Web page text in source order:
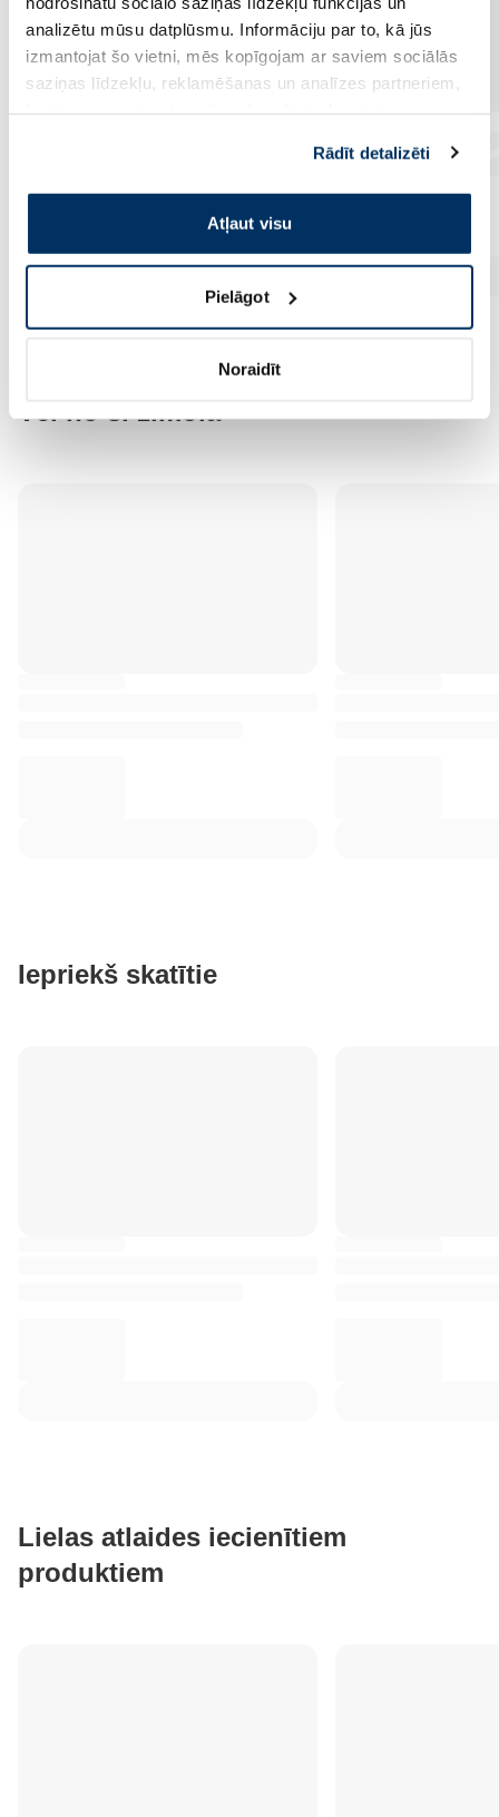
analizētu mūsu datplūsmu. Informāciju par to, kā jūs
izmantojat šo vietni, mēs kopīgojam ar saviem sociālās
saziņas līdzekļu, reklamēšanas un analīzes partneriem,
pakalpojumus. Ja piekrītat šo papildu sīkdatņu
izmantošanai, lūdzu, atzīmējiet savu izvēli:
Rādīt detalizēti
Atļaut visu
Pielāgot
Noraidīt
Vēl no šī zīmola
Iepriekš skatītie
Lielas atlaides iecienītiem
produktiem